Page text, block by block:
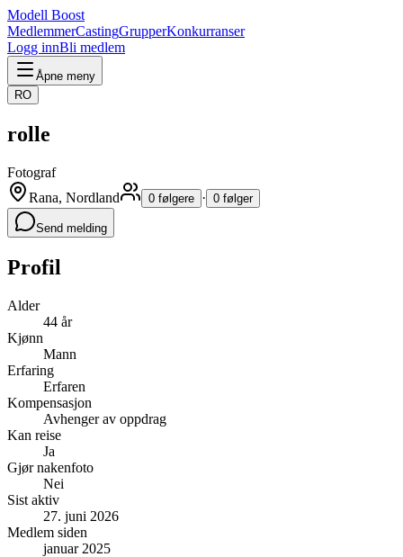
Modell Boost
MedlemmerCastingGrupperKonkurranser
Logg innBli medlem
Åpne meny
RO
rolle
Fotograf
Rana, Nordland
0 følgere · 0 følger
Send melding
Profil
Alder
44 år
Kjønn
Mann
Erfaring
Erfaren
Kompensasjon
Avhenger av oppdrag
Kan reise
Ja
Gjør nakenfoto
Nei
Sist aktiv
27. juni 2026
Medlem siden
januar 2025